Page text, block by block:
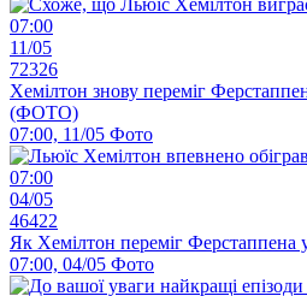
07:00
11/05
72326
Хемілтон знову переміг
(ФОТО)
07:00, 11/05 Фото
07:00
04/05
46422
Як Хемілтон переміг
07:00, 04/05 Фото